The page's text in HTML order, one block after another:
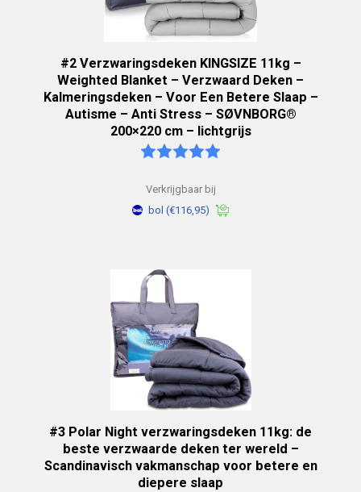
#2 Verzwaringsdeken KINGSIZE 11kg –
Weighted Blanket – Verzwaard Deken –
Kalmeringsdeken – Voor Een Betere Slaap –
Autisme – Anti Stress – SØVNBORG®
200×220 cm – lichtgrijs
Verkrijgbaar bij
bol (€116,95)
#3 Polar Night verzwaringsdeken 11kg: de
beste verzwaarde deken ter wereld –
Scandinavisch vakmanschap voor betere en
diepere slaap